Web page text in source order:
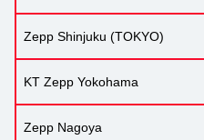
Zepp Shinjuku (TOKYO)
KT Zepp Yokohama
Zepp Nagoya